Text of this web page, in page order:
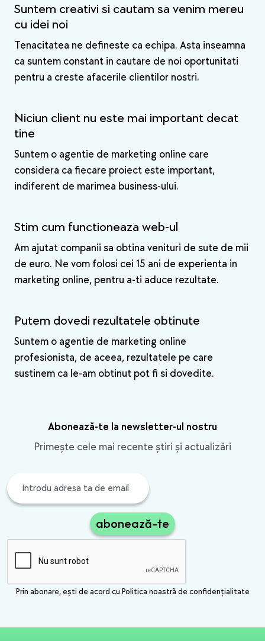
Suntem creativi si cautam sa venim mereu
cu idei noi
Tenacitatea ne defineste ca echipa. Asta inseamna
ca suntem constant in cautare de noi oportunitati
pentru a creste afacerile clientilor nostri.
Niciun client nu este mai important decat
tine
Suntem o agentie de marketing online care
considera ca fiecare proiect este important,
indiferent de marimea business-ului.
Stim cum functioneaza web-ul
Am ajutat companii sa obtina venituri de sute de mii
de euro. Ne vom folosi cei 15 ani de experienta in
marketing online, pentru a-ti aduce rezultate.
Putem dovedi rezultatele obtinute
Suntem o agentie de marketing online
profesionista, de aceea, rezultatele pe care
sustinem ca le-am obtinut pot fi si dovedite.
Abonează-te la newsletter-ul nostru
Primește cele mai recente știri și actualizări
abonează-te
Prin abonare, ești de acord cu Politica noastră de confidențialitate